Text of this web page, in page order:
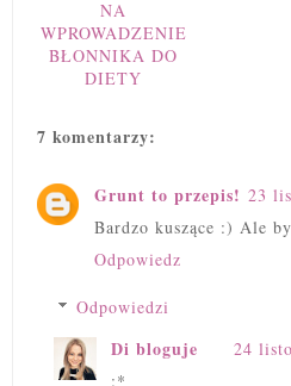
NA
WPROWADZENIE
BŁONNIKA DO
DIETY
7 komentarzy:
Grunt to przepis! 23
Bardzo kuszące :) Ale
Odpowiedz
Odpowiedzi
Di bloguje
24
:*